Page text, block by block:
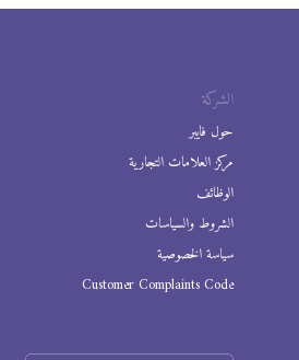
الشركة
حول فايبر
مركز العلامات التجارية
الوظائف
الشروط والسياسات
سياسة الخصوصية
Customer Complaints Code